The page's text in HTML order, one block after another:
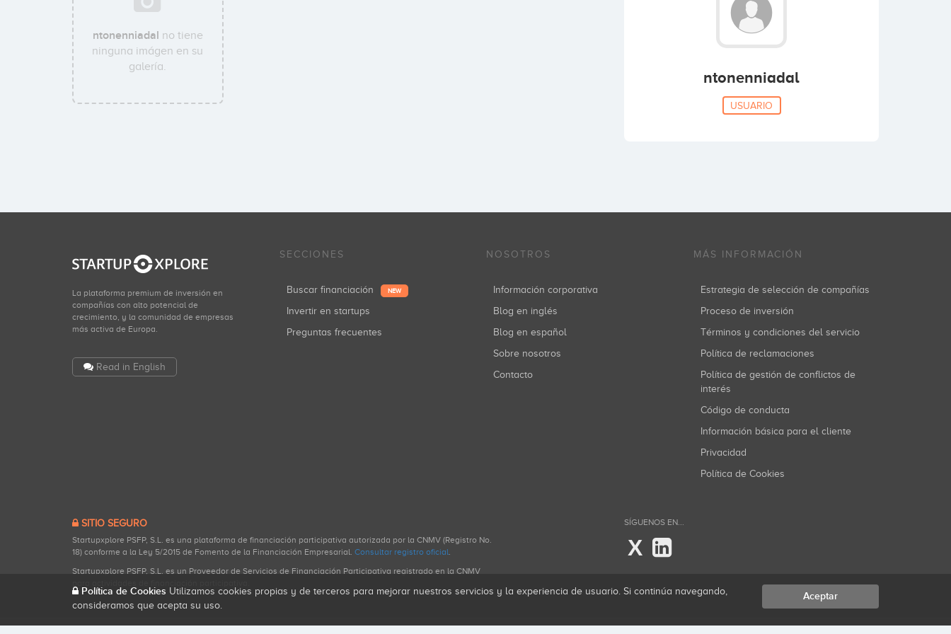
ntonenniadal no tiene
ninguna imágen en su
galería.
ntonenniadal
USUARIO
La plataforma premium de inversión en
compañías con alto potencial de
crecimiento, y la comunidad de empresas
más activa de Europa.
Read in English
SECCIONES
Buscar financiación NEW
Invertir en startups
Preguntas frecuentes
NOSOTROS
Información corporativa
Blog en inglés
Blog en español
Sobre nosotros
Contacto
MÁS INFORMACIÓN
Estrategia de selección de compañías
Proceso de inversión
Términos y condiciones del servicio
Política de reclamaciones
Política de gestión de conflictos de
interés
Código de conducta
Información básica para el cliente
Privacidad
Política de Cookies
SITIO SEGURO
Startupxplore PSFP, S.L. es una plataforma de financiación participativa autorizada por la CNMV (Registro No.
18) conforme a la Ley 5/2015 de Fomento de la Financiación Empresarial. Consultar registro oficial.
Startupxplore PSFP, S.L. es un Proveedor de Servicios de Financiación Participativa registrado en la CNMV
SÍGUENOS EN...
X
Política de Cookies Utilizamos cookies propias y de terceros para mejorar nuestros servicios y la experiencia de usuario. Si continúa navegando,
consideramos que acepta su uso.
Aceptar